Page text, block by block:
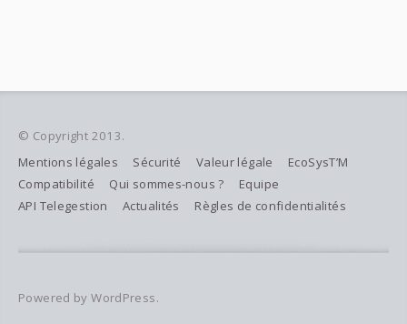
© Copyright 2013.
Mentions légales
Sécurité Valeur légale
EcoSysT’M
Compatibilité
Qui sommes-nous ?
Equipe
API Telegestion
Actualités Règles de confidentialités
Powered by WordPress.